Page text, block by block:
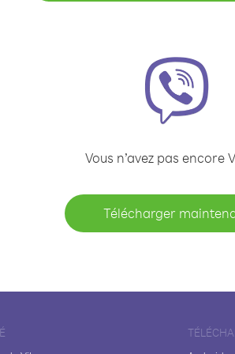
Vous n’avez pas encore
Télécharger